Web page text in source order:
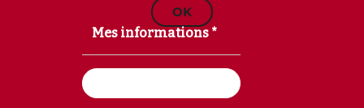
OK
Mes informations *